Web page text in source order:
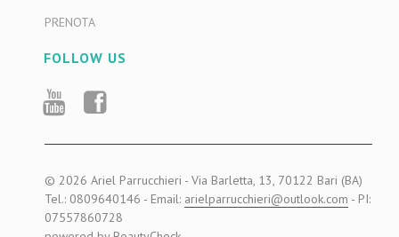
PRENOTA
FOLLOW US
YOUTUBE
FACEBOOK
© 2026 Ariel Parrucchieri - Via Barletta, 13, 70122 Bari (BA)
Tel.: 0809640146 - Email: arielparrucchieri@outlook.com - PI:
07557860728